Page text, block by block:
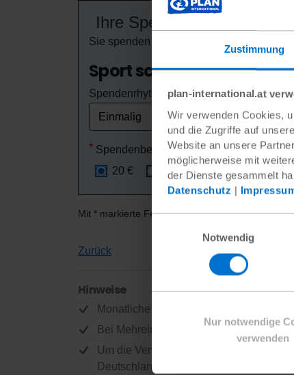
Zustimmung
plan-international.at
Wir verwenden Cookies,
und die Zugriffe auf
Website an unsere
möglicherweise mit
der Dienste gesammelt
Datenschutz |
Notwendig
Nur notwendige
verwenden
Ihre Spende
Sie spenden für das Projekt
Sport schafft
Spendenrhythmus
Spendenbetrag
20 €
50 € 100 €
Mit * markierte Felder sind Pflichtfelder.
Zurück
Hinweise
Monatliche Spenden können jederzeit
Bei Mehreinnahmen werden die
Um die Verwaltungskosten möglichst
Deutschland e.V. Ihre Spende ist